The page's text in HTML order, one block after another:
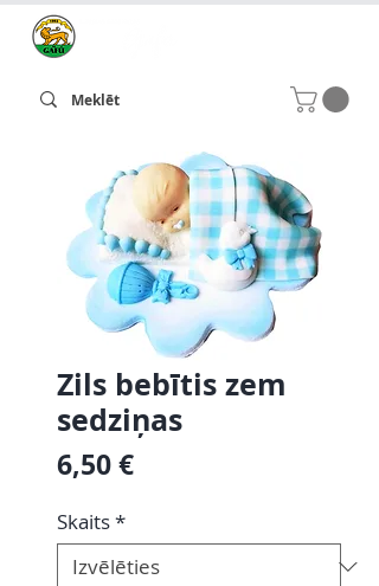
Zils bebītis zem
sedziņas
6,50 €Cena
Skaits*